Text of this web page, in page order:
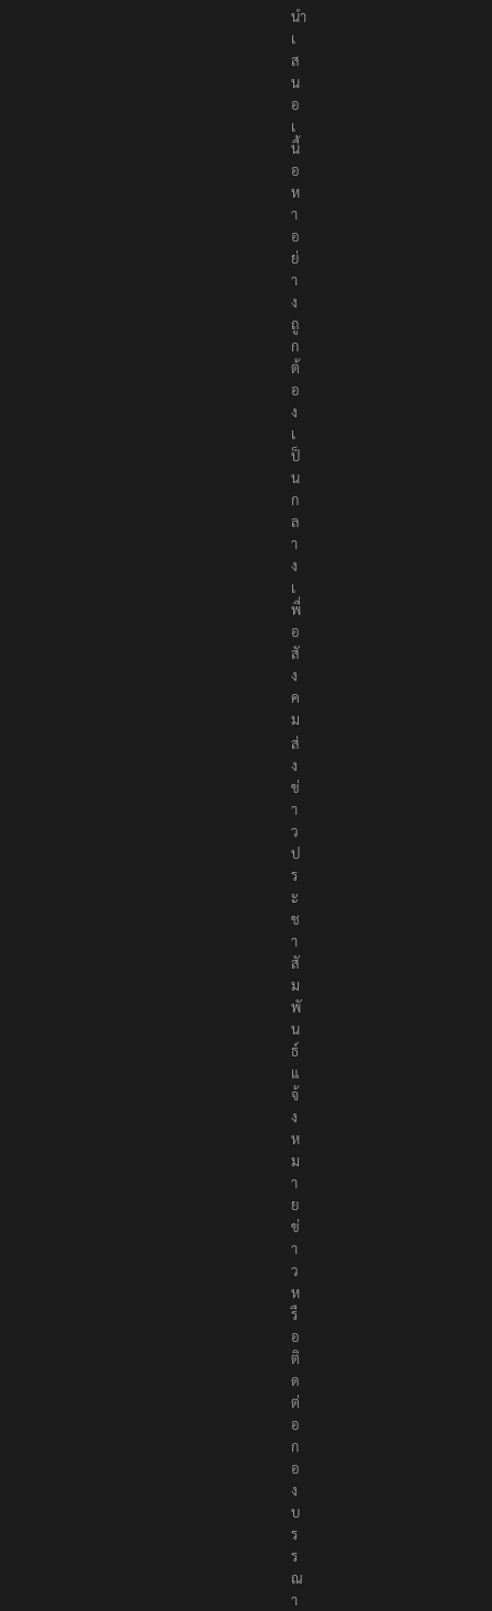
นำ
เ
ส
น
อ
เ
นื้
อ
ห
า
อ
ย่
า
ง
ถู
ก
ต้
อ
ง
เ
ป็
น
ก
ล
า
ง
เ
พื่
อ
สั
ง
ค
ม
ส่
ง
ข่
า
ว
ป
ร
ะ
ช
า
สั
ม
พั
น
ธ์
แ
จ้
ง
ห
ม
า
ย
ข่
า
ว
ห
รื
อ
ติ
ด
ต่
อ
ก
อ
ง
บ
ร
ร
ณ
า